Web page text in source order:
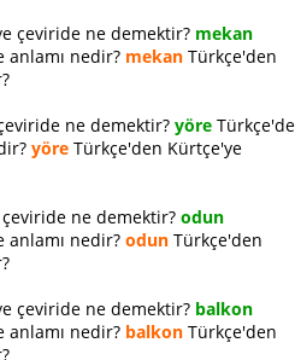
çeviride ne demektir? mekan
anlamı nedir? mekan Türkçe'den
ne demektir? yöre
yöre Türkçe'den Kürtçe'ye
ne demektir? odun
anlamı nedir? odun Türkçe'den
çeviride ne demektir? balkon
anlamı nedir? balkon Türkçe'den